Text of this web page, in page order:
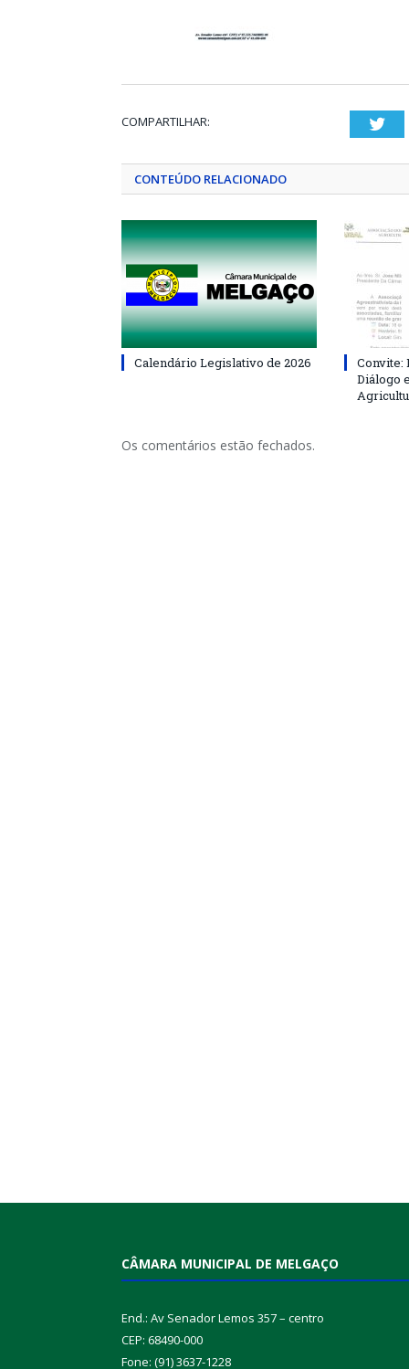
COMPARTILHAR:
CONTEÚDO RELACIONADO
Calendário Legislativo de 2026
Convite:
Diálogo
Os comentários estão fechados.
CÂMARA MUNICIPAL DE MELGAÇO
End.: Av Senador Lemos 357 – centro
CEP: 68490-000
Fone: (91) 3637-1228